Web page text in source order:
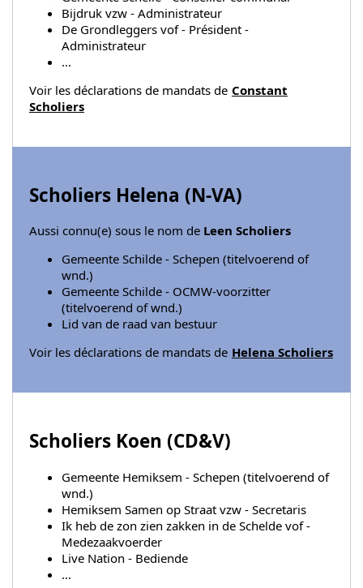
Bijdruk vzw - Administrateur
De Grondleggers vof - Président -
Administrateur
...
Voir les déclarations de mandats de Constant
Scholiers
Scholiers Helena (N-VA)
Aussi connu(e) sous le nom de Leen Scholiers
Gemeente Schilde - Schepen (titelvoerend of
wnd.)
Gemeente Schilde - OCMW-voorzitter
(titelvoerend of wnd.)
Lid van de raad van bestuur
Voir les déclarations de mandats de Helena Scholiers
Scholiers Koen (CD&V)
Gemeente Hemiksem - Schepen (titelvoerend of
wnd.)
Hemiksem Samen op Straat vzw - Secretaris
Ik heb de zon zien zakken in de Schelde vof -
Medezaakvoerder
Live Nation - Bediende
...